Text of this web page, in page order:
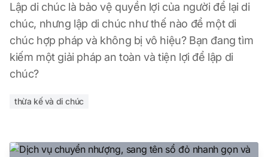
Lập di chúc là bảo vệ quyền lợi của người để lại di
chúc, nhưng lập di chúc như thế nào để một di
chúc hợp pháp và không bị vô hiệu? Bạn đang tìm
kiếm một giải pháp an toàn và tiện lợi để lập di
chúc?
thừa kế và di chúc